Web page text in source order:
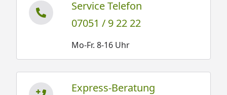
Service Telefon
07051 / 9 22 22
Mo-Fr. 8-16 Uhr
Express-Beratung